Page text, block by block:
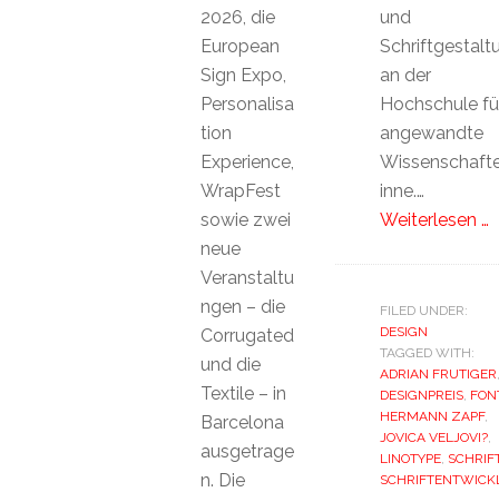
und
an der
Hochschule
angewandte
inne.…
Weiterlesen …
FILED UNDER:
DESIGN
TAGGED WITH:
ADRIAN FRUTIGER,
DESIGNPREIS,
HERMANN ZAPF,
JOVICA VELJOVI?,
LINOTYPE,
2026, die
European
Sign Expo,
Personalisa
tion
Experience,
WrapFest
sowie zwei
neue
Veranstaltu
ngen – die
Corrugated
und die
Textile – in
Barcelona
ausgetrage
n. Die